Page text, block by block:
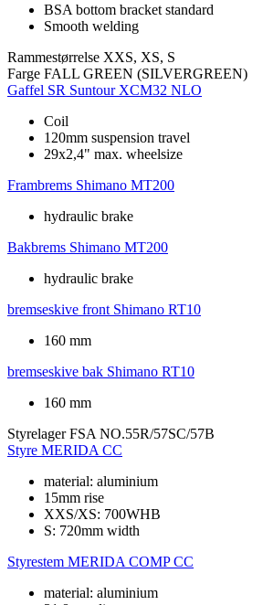
BSA bottom bracket standard
Smooth welding
Rammestørrelse XXS, XS, S
Farge FALL GREEN (SILVERGREEN)
Gaffel SR Suntour XCM32 NLO
Coil
120mm suspension travel
29x2,4" max. wheelsize
Frambrems Shimano MT200
hydraulic brake
Bakbrems Shimano MT200
hydraulic brake
bremseskive front Shimano RT10
160 mm
bremseskive bak Shimano RT10
160 mm
Styrelager FSA NO.55R/57SC/57B
Styre MERIDA CC
material: aluminium
15mm rise
XXS/XS: 700WHB
S: 720mm width
Styrestem MERIDA COMP CC
material: aluminium